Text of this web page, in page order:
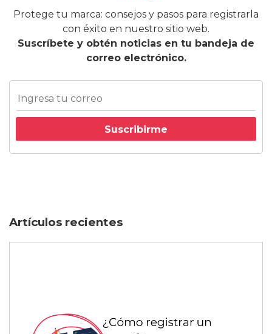
Precios
Blog
ESP
Protege tu marca: consejos y pasos para registrarla
con éxito en nuestro sitio web.
Suscríbete y obtén noticias en tu bandeja de
correo electrónico.
Artículos recientes